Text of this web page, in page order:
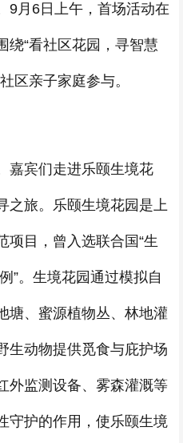
9月6日上午，首场活动在
绕“看社区花园，寻智慧
区亲子家庭参与。
宾们走进乐颐生境花
之旅。乐颐生境花园是上
项目，曾入选联合国“生
”。生境花园通过模拟自
塘、蜜源植物丛、林地灌
生动物提供觅食与庇护场
外监测设备、雾森灌溉等
守护的作用，使乐颐生境